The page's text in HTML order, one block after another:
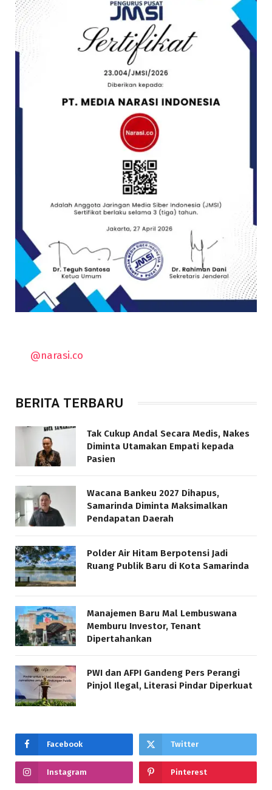
@narasi.co
BERITA TERBARU
Tak Cukup Andal Secara Medis, Nakes
Diminta Utamakan Empati kepada
Pasien
Wacana Bankeu 2027 Dihapus,
Samarinda Diminta Maksimalkan
Pendapatan Daerah
Polder Air Hitam Berpotensi Jadi
Ruang Publik Baru di Kota Samarinda
Manajemen Baru Mal Lembuswana
Memburu Investor, Tenant
Dipertahankan
PWI dan AFPI Gandeng Pers Perangi
Pinjol Ilegal, Literasi Pindar Diperkuat
Facebook Twitter
Instagram Pinterest